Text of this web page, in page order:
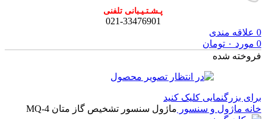
پـشـتـیـبانی تلفنی
021-33476901
0 علاقه مندی
0 مورد ۰ تومان
فروخته شده
برای بزرگنمایی کلیک کنید
خانه ماژول و سنسور ماژول سنسور تشخیص گاز متان MQ-4